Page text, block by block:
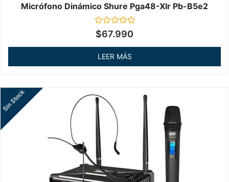
Micrófono Dinámico Shure Pga48-Xlr Pb-B5e2
Valorado
en
$67.990
LEER MÁS
Sin Stock